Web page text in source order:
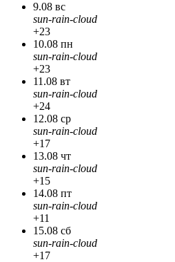
9.08 вс
sun-rain-cloud
+23
10.08 пн
sun-rain-cloud
+23
11.08 вт
sun-rain-cloud
+24
12.08 ср
sun-rain-cloud
+17
13.08 чт
sun-rain-cloud
+15
14.08 пт
sun-rain-cloud
+11
15.08 сб
sun-rain-cloud
+17